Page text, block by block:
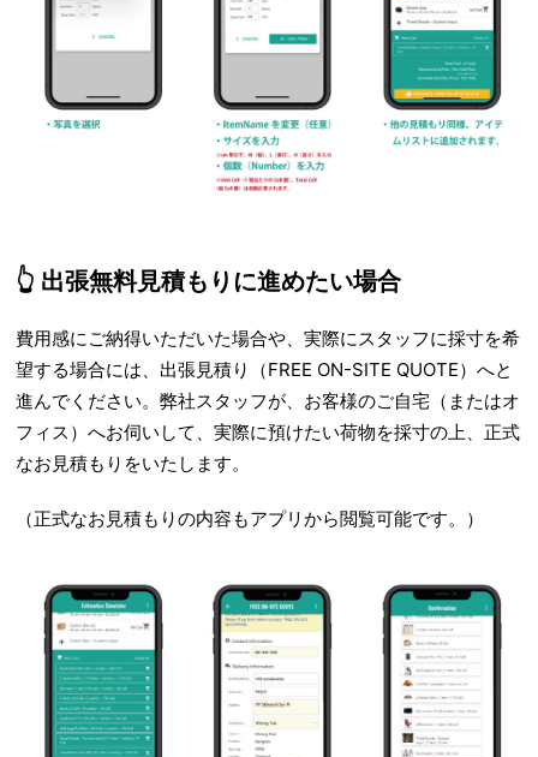
👆 出張無料見積もりに進めたい場合
費用感にご納得いただいた場合や、実際にスタッフに採寸を希
望する場合には、出張見積り（FREE ON-SITE QUOTE）へと
進んでください。弊社スタッフが、お客様のご自宅（またはオ
フィス）へお伺いして、実際に預けたい荷物を採寸の上、正式
なお見積もりをいたします。
（正式なお見積もりの内容もアプリから閲覧可能です。）